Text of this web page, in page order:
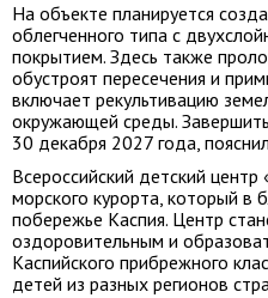
На объекте планируется
облегченного типа с
покрытием. Здесь также
обустроят пересечения и
включает рекультивацию
окружающей среды.
30 декабря 2027 года,
Всероссийский детский
морского курорта, который в
побережье Каспия. Центр
оздоровительным и
Каспийского прибрежного
детей из разных регионов